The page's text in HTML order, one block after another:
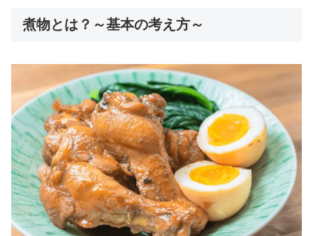
煮物とは？～基本の考え方～